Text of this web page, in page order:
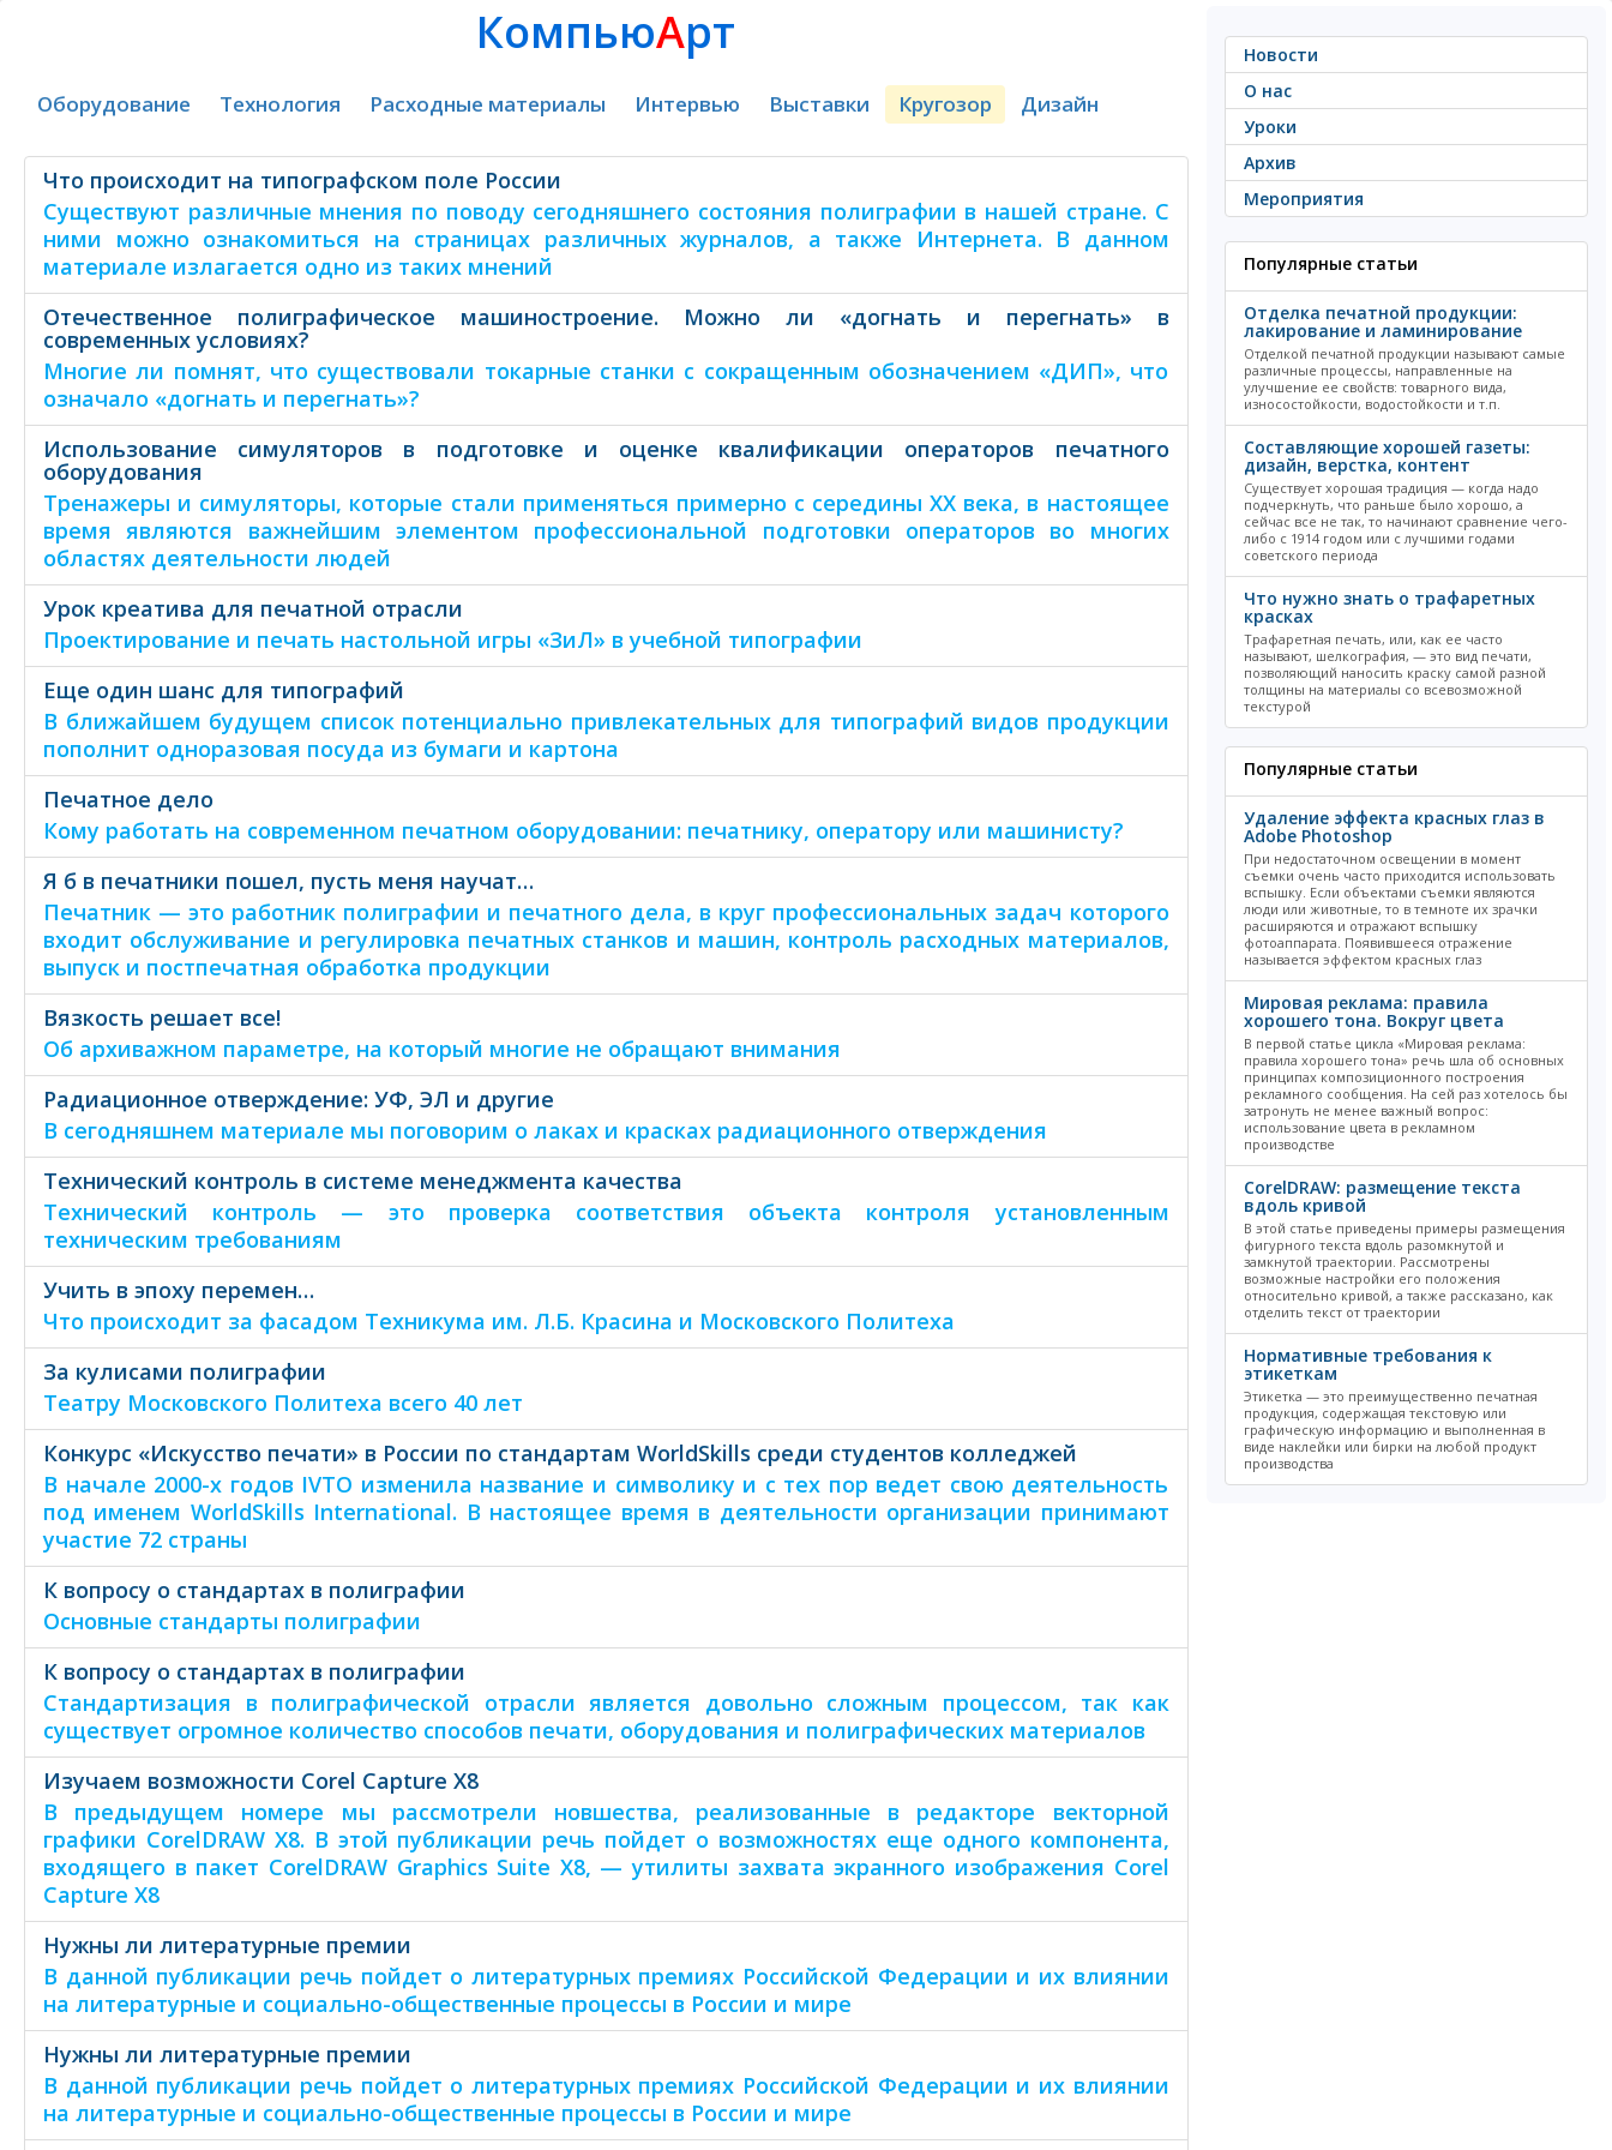
КомпьюАрт
Оборудование Технология Расходные материалы Интервью Выставки Кругозор Дизайн
Что происходит на типографском поле России
Существуют различные мнения по поводу сегодняшнего состояния полиграфии в нашей стране. С
ними можно ознакомиться на страницах различных журналов, а также Интернета. В данном
материале излагается одно из таких мнений
Отечественное полиграфическое машиностроение. Можно ли «догнать и перегнать» в
современных условиях?
Многие ли помнят, что существовали токарные станки с сокращенным обозначением «ДИП», что
означало «догнать и перегнать»?
Использование симуляторов в подготовке и оценке квалификации операторов печатного
оборудования
Тренажеры и симуляторы, которые стали применяться примерно с середины XX века, в настоящее
время являются важнейшим элементом профессиональной подготовки операторов во многих
областях деятельности людей
Урок креатива для печатной отрасли
Проектирование и печать настольной игры «ЗиЛ» в учебной типографии
Еще один шанс для типографий
В ближайшем будущем список потенциально привлекательных для типографий видов продукции
пополнит одноразовая посуда из бумаги и картона
Печатное дело
Кому работать на современном печатном оборудовании: печатнику, оператору или машинисту?
Я б в печатники пошел, пусть меня научат…
Печатник — это работник полиграфии и печатного дела, в круг профессиональных задач которого
входит обслуживание и регулировка печатных станков и машин, контроль расходных материалов,
выпуск и постпечатная обработка продукции
Вязкость решает все!
Об архиважном параметре, на который многие не обращают внимания
Радиационное отверждение: УФ, ЭЛ и другие
В сегодняшнем материале мы поговорим о лаках и красках радиационного отверждения
Технический контроль в системе менеджмента качества
Технический контроль — это проверка соответствия объекта конт­роля установленным
техническим требованиям
Учить в эпоху перемен…
Что происходит за фасадом Техникума им. Л.Б. Красина и Московского Политеха
За кулисами полиграфии
Театру Московского Политеха всего 40 лет
Конкурс «Искусство печати» в России по стандартам WorldSkills среди студентов колледжей
В начале 2000-х годов IVTO изменила название и символику и с тех пор ведет свою деятельность
под именем WorldSkills International. В настоящее время в деятельности организации принимают
участие 72 страны
К вопросу о стандартах в полиграфии
Основные стандарты полиграфии
К вопросу о стандартах в полиграфии
Стандартизация в полиграфической отрасли является довольно сложным процессом, так как
существует огромное количество способов печати, оборудования и полиграфических материалов
Изучаем возможности Corel Capture X8
В предыдущем номере мы рассмотрели новшества, реализованные в редакторе векторной
графики CorelDRAW X8. В этой публикации речь пойдет о возможностях еще одного компонента,
входящего в пакет CorelDRAW Graphics Suite X8, — утилиты захвата экранного изображения Corel
Capture X8
Нужны ли литературные премии
В данной публикации речь пойдет о литературных премиях Российской Федерации и их влиянии
на литературные и социально-общественные процессы в России и мире
Нужны ли литературные премии
В данной публикации речь пойдет о литературных премиях Российской Федерации и их влиянии
на литературные и социально-общественные процессы в России и мире
Новости
О нас
Уроки
Архив
Мероприятия
Популярные статьи
Отделка печатной продукции:
лакирование и ламинирование
Отделкой печатной продукции называют самые
различные процессы, направленные на
улучшение ее свойств: товарного вида,
износостойкости, водостойкости и т.п.
Составляющие хорошей газеты:
дизайн, верстка, контент
Существует хорошая традиция — когда надо
подчеркнуть, что раньше было хорошо, а
сейчас все не так, то начинают сравнение чего-
либо с 1914 годом или с лучшими годами
советского периода
Что нужно знать о трафаретных
красках
Трафаретная печать, или, как ее часто
называют, шелкография, — это вид печати,
позволяющий наносить краску самой разной
толщины на материалы со всевозможной
текстурой
Популярные статьи
Удаление эффекта красных глаз в
Adobe Photoshop
При недостаточном освещении в момент
съемки очень часто приходится использовать
вспышку. Если объектами съемки являются
люди или животные, то в темноте их зрачки
расширяются и отражают вспышку
фотоаппарата. Появившееся отражение
называется эффектом красных глаз
Мировая реклама: правила
хорошего тона. Вокруг цвета
В первой статье цикла «Мировая реклама:
правила хорошего тона» речь шла об основных
принципах композиционного построения
рекламного сообщения. На сей раз хотелось бы
затронуть не менее важный вопрос:
использование цвета в рекламном
производстве
CorelDRAW: размещение текста
вдоль кривой
В этой статье приведены примеры размещения
фигурного текста вдоль разомкнутой и
замкнутой траектории. Рассмотрены
возможные настройки его положения
относительно кривой, а также рассказано, как
отделить текст от траектории
Нормативные требования к
этикеткам
Этикетка — это преимущественно печатная
продукция, содержащая текстовую или
графическую информацию и выполненная в
виде наклейки или бирки на любой продукт
производства